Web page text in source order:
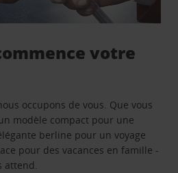
votre
occupons de vous. Que vous
modèle compact pour une
berline pour un voyage
pour des vacances en famille -
attend.